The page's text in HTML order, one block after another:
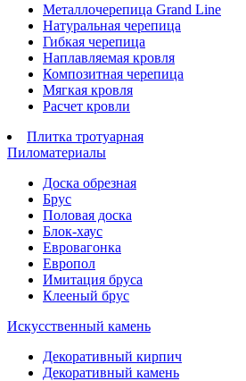
Металлочерепица Grand Line
Натуральная черепица
Гибкая черепица
Наплавляемая кровля
Композитная черепица
Мягкая кровля
Расчет кровли
Плитка тротуарная
Пиломатериалы
Доска обрезная
Брус
Половая доска
Блок-хаус
Евровагонка
Европол
Имитация бруса
Клееный брус
Искусственный камень
Декоративный кирпич
Декоративный камень